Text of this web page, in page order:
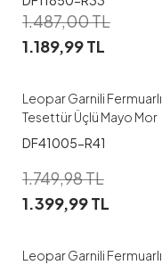
1.487,00TL
1.189,99TL
42-44
50-52
Leopar Garnili Fermuarlı
Tesettür Üçlü Mayo Mor
DF41005-R41
1.749,98TL
1.399,99TL
38-40
46-48 50-52
Leopar Garnili Fermuarlı